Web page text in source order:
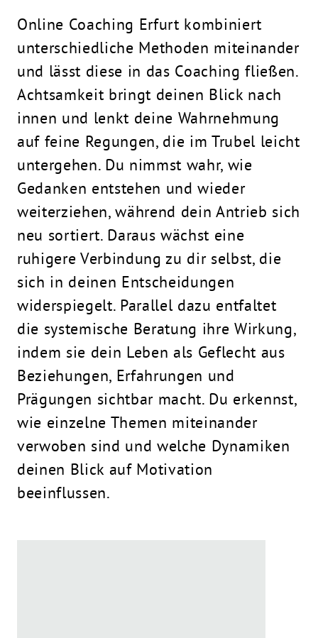
Online Coaching Erfurt kombiniert
unterschiedliche Methoden miteinander
und lässt diese in das Coaching fließen.
Achtsamkeit bringt deinen Blick nach
innen und lenkt deine Wahrnehmung
auf feine Regungen, die im Trubel leicht
untergehen. Du nimmst wahr, wie
Gedanken entstehen und wieder
weiterziehen, während dein Antrieb sich
neu sortiert. Daraus wächst eine
ruhigere Verbindung zu dir selbst, die
sich in deinen Entscheidungen
widerspiegelt. Parallel dazu entfaltet
die systemische Beratung ihre Wirkung,
indem sie dein Leben als Geflecht aus
Beziehungen, Erfahrungen und
Prägungen sichtbar macht. Du erkennst,
wie einzelne Themen miteinander
verwoben sind und welche Dynamiken
deinen Blick auf Motivation
beeinflussen.